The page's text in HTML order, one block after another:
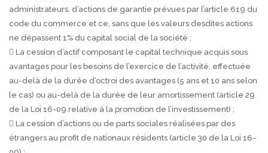
administrateurs, d’actions de garantie prévues par l’article 619 du
code du commerce et ce, sans que les valeurs desdites actions
ne dépassent 1% du capital social de la société ;
 La cession d’actif composant le capital technique acquis sous
avantages pour les besoins de l’exercice de l’activité, effectuée
au-delà de la durée d’octroi des avantages (5 ans et 10 ans selon
le cas) ou au-delà de la durée de leur amortissement (article 29
de la Loi 16-09 relative à la promotion de l’investissement) ;
 La cession d’actions ou de parts sociales réalisées par des
étrangers au profit de nationaux résidents (article 30 de la Loi 16-